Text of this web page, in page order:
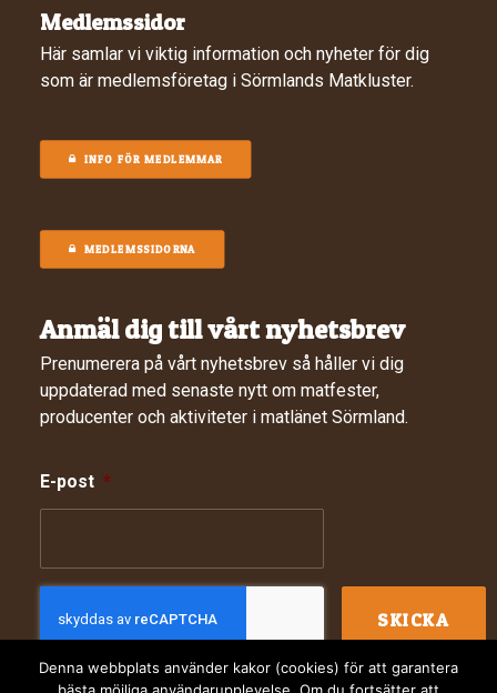
Medlemssidor
Här samlar vi viktig information och nyheter för dig
som är medlemsföretag i Sörmlands Matkluster.
INFO FÖR MEDLEMMAR
MEDLEMSSIDORNA
Anmäl dig till vårt nyhetsbrev
Prenumerera på vårt nyhetsbrev så håller vi dig
uppdaterad med senaste nytt om matfester,
producenter och aktiviteter i matlänet Sörmland.
E-post *
Denna webbplats använder kakor (cookies) för att garantera